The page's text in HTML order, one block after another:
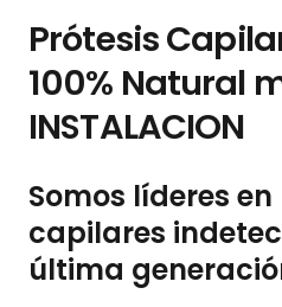
Prótesis
100% Natural
INSTALACION
Somos líderes
capilares
última